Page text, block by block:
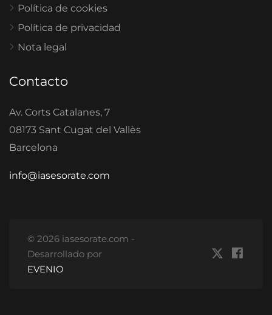
Política de cookies
Política de privacidad
Nota legal
Contacto
Av. Corts Catalanes, 7
08173 Sant Cugat del Vallès
Barcelona
info@iasesorate.com
© 2026 iasesorate.com -
Desarrollado por
EVENIO